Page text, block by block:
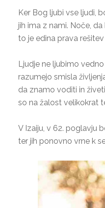
Ker Bog ljubi vse ljudi,
jih ima z nami. Noče,
to je edina prava rešitev
Ljudje ne ljubimo
razumejo smisla
da znamo voditi in
so na žalost velikokrat
V Izaiju, v 62. poglavju
ter jih ponovno vrne k